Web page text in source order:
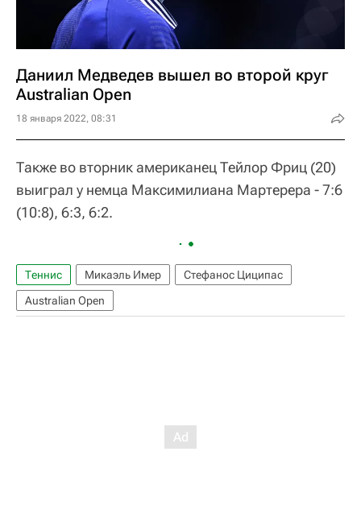
Даниил Медведев вышел во второй круг
Australian Open
18 января 2022, 08:31
Также во вторник американец Тейлор Фриц (20)
выиграл у немца Максимилиана Мартерера - 7:6
(10:8), 6:3, 6:2.
Теннис Mикаэль Имер
Стефанос Циципас
Australian Open